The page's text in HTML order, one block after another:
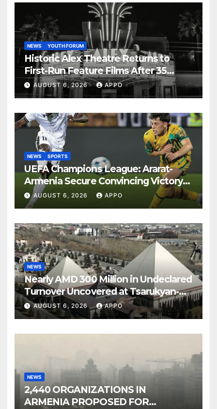
NEWS YOUTH FORUM
Historic Alex Theatre Returns to
First-Run Feature Films After 35
Years
AUGUST 6, 2026 APPO
NEWS SPORTS
UEFA Champions League: Ararat-
Armenia Secure Convincing Victory
Over Shamrock Rovers 2-0
AUGUST 6, 2026 APPO
NEWS
Nearly AMD 300 Million in Undeclared
Turnover Uncovered at Tsarukyan-
Owned Entertainment Center
AUGUST 6, 2026 APPO
NEWS
2,440 ORGANIZATIONS IN
ARMENIA PROPOSED FOR